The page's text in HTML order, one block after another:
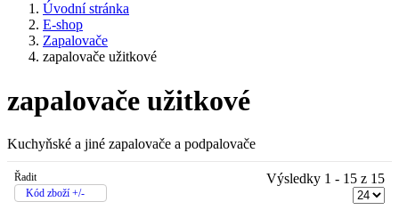
Úvodní stránka
E-shop
Zapalovače
zapalovače užitkové
zapalovače užitkové
Kuchyňské a jiné zapalovače a podpalovače
Řadit
Kód zboží +/-
Výsledky 1 - 15 z 15